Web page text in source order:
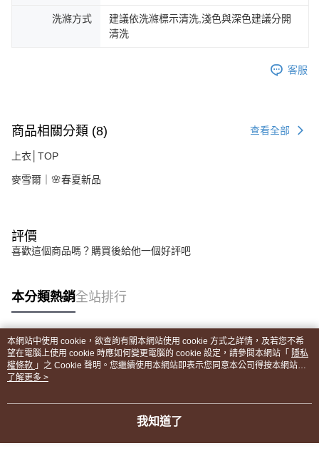
洗滌方式
建議依洗滌標示清洗,淺色與深色建議分開
清洗
客服
商品相關分類 (8) 查看全部
上衣│TOP
麥雪爾｜🌸春夏新品
評價
喜歡這個商品嗎？購買後給他一個好評吧
本分類熱銷全站排行
熱門標籤
本網站中使用 cookie，欲查詢有關本網站使用 cookie 方式之詳情，及若您不希
望在電腦上使用 cookie 時應如何變更電腦的 cookie 設定，請參閱本網站「 隱私
權條款 」之 Cookie 聲明。您繼續使用本網站即表示您同意本公司得按本網站使
用條款之 Cookie 聲明使用 cookie。
了解更多 >
我知道了